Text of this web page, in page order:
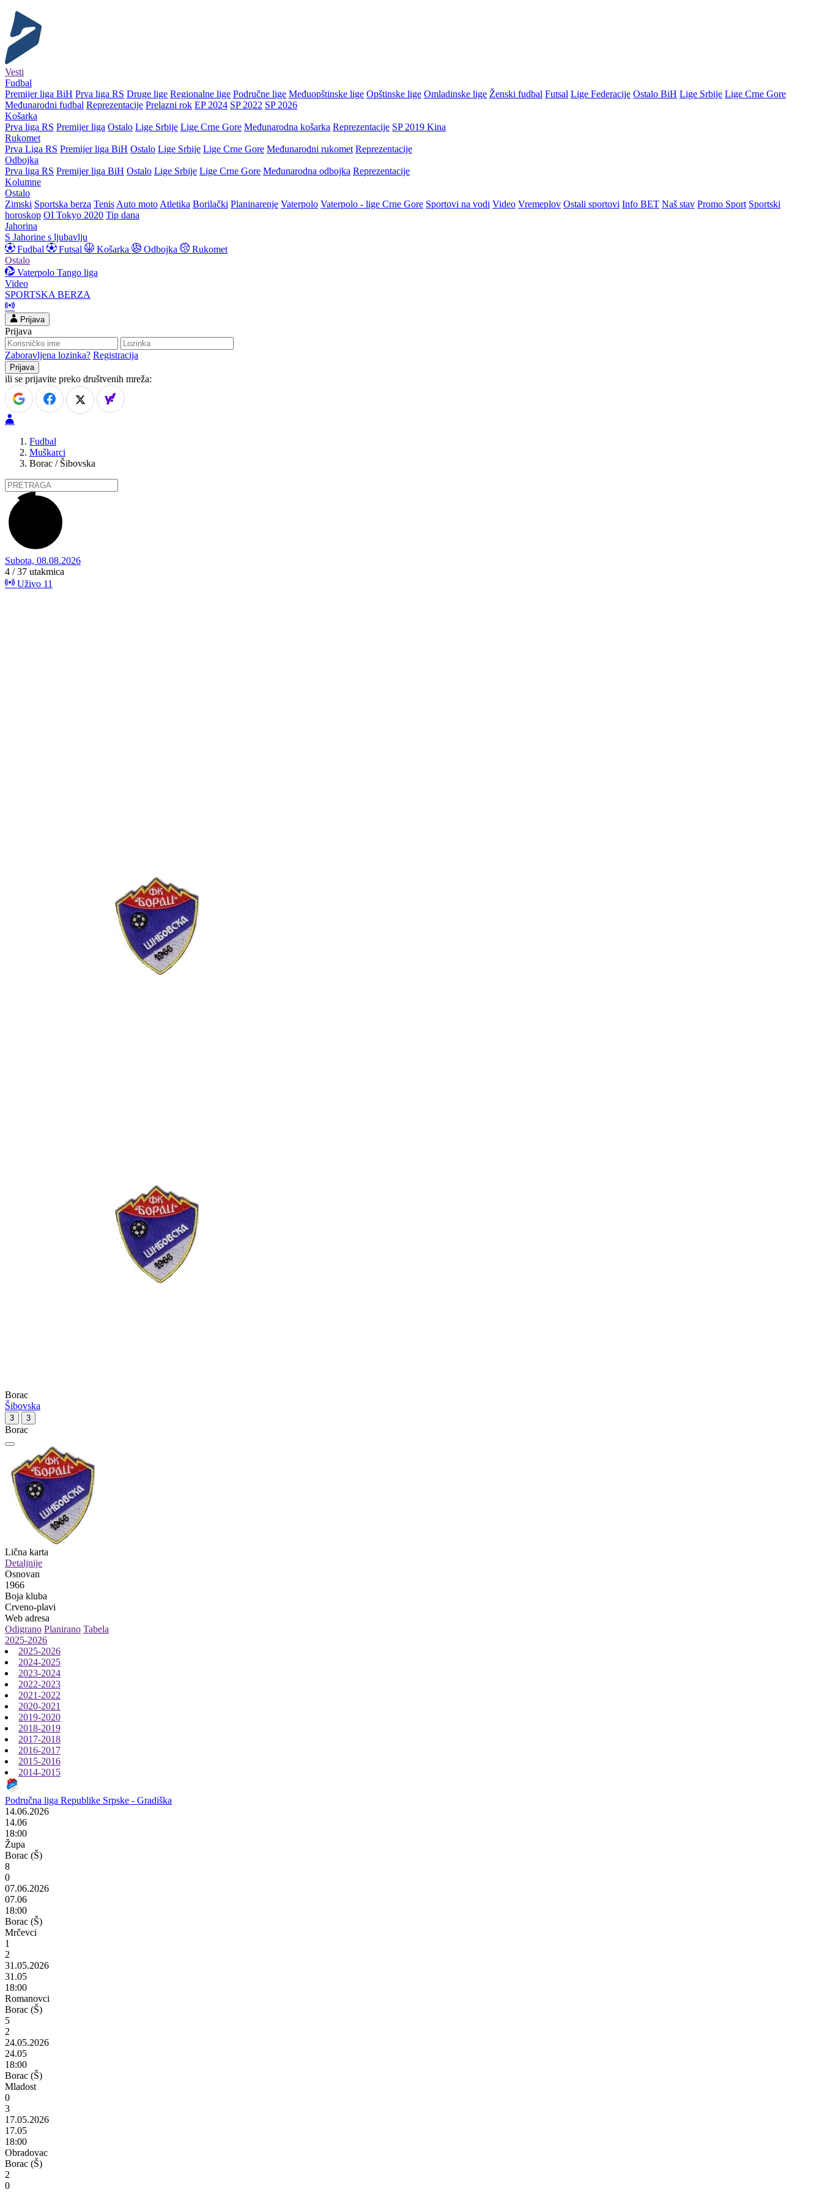
Vesti
Fudbal
Premijer liga BiH Prva liga RS Druge lige Regionalne lige Područne lige Međuopštinske lige Opštinske lige Omladinske lige Ženski fudbal Futsal Lige Federacije Ostalo BiH Lige Srbije Lige Crne Gore
Međunarodni fudbal Reprezentacije Prelazni rok EP 2024 SP 2022 SP 2026
Košarka
Prva liga RS Premijer liga Ostalo Lige Srbije Lige Crne Gore Međunarodna košarka Reprezentacije SP 2019 Kina
Rukomet
Prva Liga RS Premijer liga BiH Ostalo Lige Srbije Lige Crne Gore Međunarodni rukomet Reprezentacije
Odbojka
Prva liga RS Premijer liga BiH Ostalo Lige Srbije Lige Crne Gore Međunarodna odbojka Reprezentacije
Kolumne
Ostalo
Zimski Sportska berza Tenis Auto moto Atletika Borilački Planinarenje Vaterpolo Vaterpolo - lige Crne Gore Sportovi na vodi Video Vremeplov Ostali sportovi Info BET Naš stav Promo Sport Sportski
horoskop OI Tokyo 2020 Tip dana
Jahorina
S Jahorine s ljubavlju
Fudbal
Futsal Košarka Odbojka
Rukomet
Ostalo
Vaterpolo Tango liga
Video
SPORTSKA BERZA
Prijava
Prijava
Zaboravljena lozinka? Registracija
ili se prijavite preko društvenih mreža:
Fudbal
Muškarci
Borac / Šibovska
Subota, 08.08.2026
4 / 37 utakmica
Uživo 11
Borac
Šibovska
3 3
Borac
Lična karta
Detaljnije
Osnovan
1966
Boja kluba
Crveno-plavi
Web adresa
Odigrano Planirano Tabela
2025-2026
2025-2026
2024-2025
2023-2024
2022-2023
2021-2022
2020-2021
2019-2020
2018-2019
2017-2018
2016-2017
2015-2016
2014-2015
Područna liga Republike Srpske - Gradiška
14.06.2026
14.06
18:00
Župa
Borac (Š)
8
0
07.06.2026
07.06
18:00
Borac (Š)
Mrčevci
1
2
31.05.2026
31.05
18:00
Romanovci
Borac (Š)
5
2
24.05.2026
24.05
18:00
Borac (Š)
Mladost
0
3
17.05.2026
17.05
18:00
Obradovac
Borac (Š)
2
0